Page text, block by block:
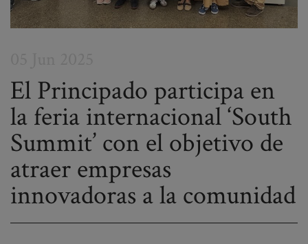
El Principado participa en
la feria internacional ‘South
Summit’ con el objetivo de
atraer empresas
innovadoras a la comunidad
Post
navigation